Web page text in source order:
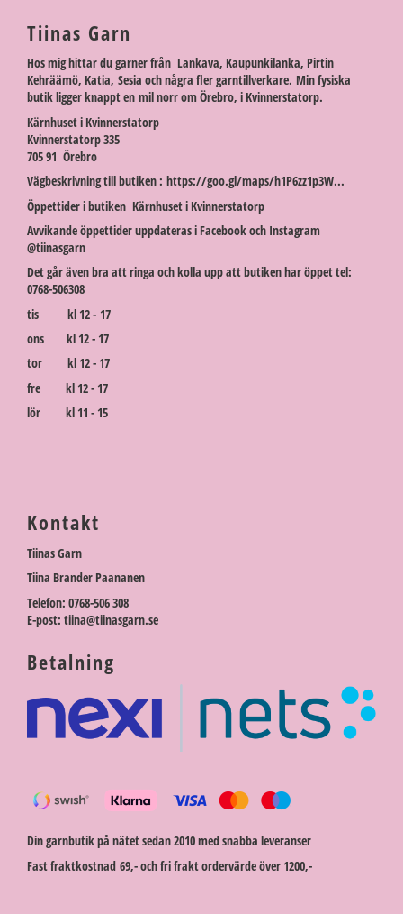
Tiinas Garn
Hos mig hittar du garner från Lankava, Kaupunkilanka, Pirtin
Kehräämö, Katia, Sesia och några fler garntillverkare. Min fysiska
butik ligger knappt en mil norr om Örebro, i Kvinnerstatorp.
Kärnhuset i Kvinnerstatorp
Kvinnerstatorp 335
705 91 Örebro
Vägbeskrivning till butiken : https://goo.gl/maps/h1P6zz1p3W...
Öppettider i butiken Kärnhuset i Kvinnerstatorp
Avvikande öppettider uppdateras i Facebook och Instagram
@tiinasgarn
Det går även bra att ringa och kolla upp att butiken har öppet tel:
0768-506308
tis kl 12 - 17
ons kl 12 - 17
tor kl 12 - 17
fre kl 12 - 17
lör kl 11 - 15
Kontakt
Tiinas Garn
Tiina Brander Paananen
Telefon: 0768-506 308
E-post: tiina@tiinasgarn.se
Betalning
Din garnbutik på nätet sedan 2010 med snabba leveranser
Fast fraktkostnad 69,- och fri frakt ordervärde över 1200,-